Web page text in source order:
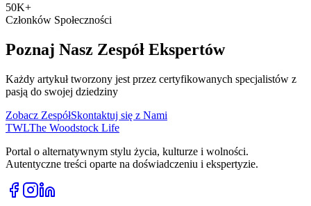
50K+
Członków Społeczności
Poznaj Nasz Zespół Ekspertów
Każdy artykuł tworzony jest przez certyfikowanych specjalistów z
pasją do swojej dziedziny
Zobacz ZespółSkontaktuj się z Nami
TWLThe Woodstock Life
Portal o alternatywnym stylu życia, kulturze i wolności.
Autentyczne treści oparte na doświadczeniu i ekspertyzie.